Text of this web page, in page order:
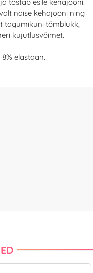
tõstab esile kehajooni.
naise kehajooni ning
tagumikuni tõmblukk,
kujutlusvõimet.
elastaan.